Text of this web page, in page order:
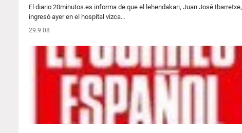
El diario 20minutos.es informa de que el lehendakari, Juan José Ibarretxe,
ingresó ayer en el hospital vizca…
29.9.08